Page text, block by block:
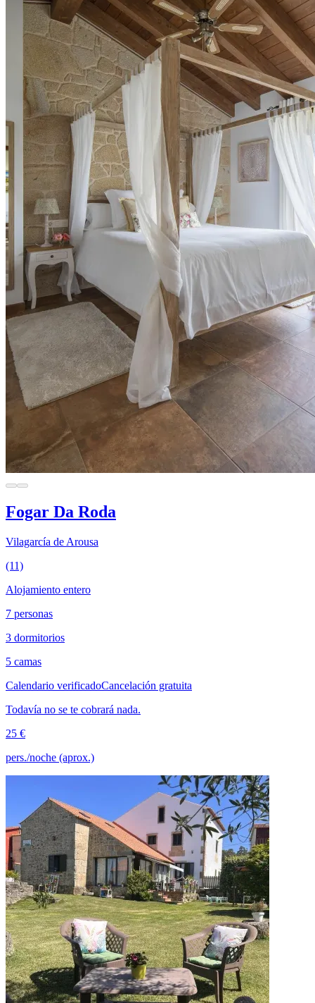
Fogar Da Roda
Vilagarcía de Arousa
(11)
Alojamiento entero
7 personas
3 dormitorios
5 camas
Calendario verificadoCancelación gratuita
Todavía no se te cobrará nada.
25 €
pers./noche (aprox.)